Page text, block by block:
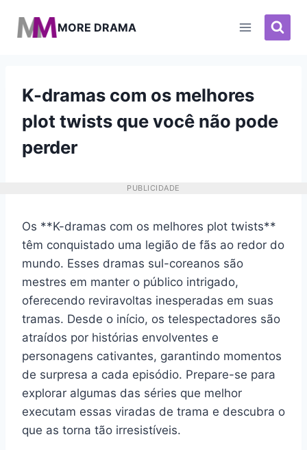
para
MORE DRAMA
K-dramas com os melhores
plot twists que você não pode
perder
PUBLICIDADE
Os **K-dramas com os melhores plot twists**
têm conquistado uma legião de fãs ao redor do
mundo. Esses dramas sul-coreanos são
mestres em manter o público intrigado,
oferecendo reviravoltas inesperadas em suas
tramas. Desde o início, os telespectadores são
atraídos por histórias envolventes e
personagens cativantes, garantindo momentos
de surpresa a cada episódio. Prepare-se para
explorar algumas das séries que melhor
executam essas viradas de trama e descubra o
que as torna tão irresistíveis.